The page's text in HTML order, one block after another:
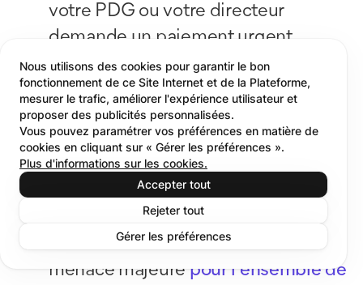
votre PDG ou votre directeur
demande un paiement urgent,
contactez-le via un autre canal de
communication. Il en va de même
pour votre banque : en cas de doute,
raccrochez et appelez directement
le service client.
Alerter l’équipe sécurité.
arnaques ne sont pas uniquement
votre affaire, elles constituent une
menace majeure pour l'ensemble de
Nous utilisons des cookies pour garantir le bon
fonctionnement de ce Site Internet et de la Plateforme,
mesurer le trafic, améliorer l'expérience utilisateur et
proposer des publicités personnalisées.
Vous pouvez paramétrer vos préférences en matière de
cookies en cliquant sur « Gérer les préférences ».
Plus d'informations sur les cookies.
Accepter tout
Rejeter tout
Gérer les préférences